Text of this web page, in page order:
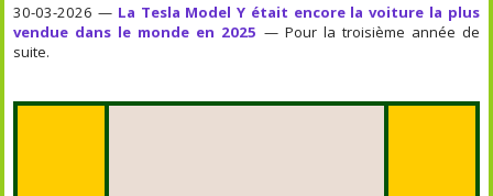
30-03-2026 — La Tesla Model Y était encore la voiture la plus
vendue dans le monde en 2025 — Pour la troisième année de
suite.